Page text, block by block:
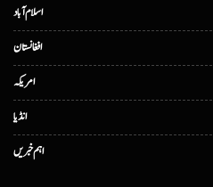
اسلام آباد
افغانستان
امریکہ
انڈیا
اہم خبریں